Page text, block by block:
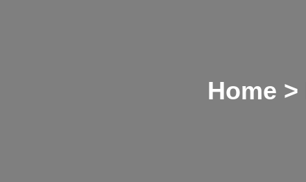
Home >